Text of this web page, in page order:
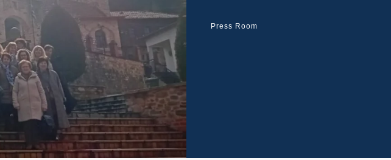
Press Room